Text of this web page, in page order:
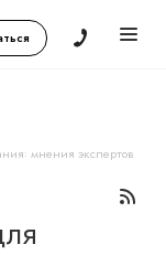
мнения экспертов